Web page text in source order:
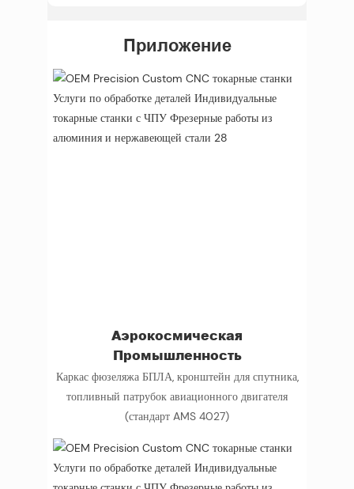
Приложение
Аэрокосмическая
Промышленность
Каркас фюзеляжа БПЛА, кронштейн для спутника,
топливный патрубок авиационного двигателя
(стандарт AMS 4027)